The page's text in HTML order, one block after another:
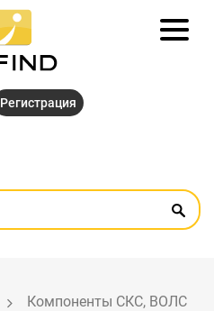
Регистрация
Компоненты СКС, ВОЛС